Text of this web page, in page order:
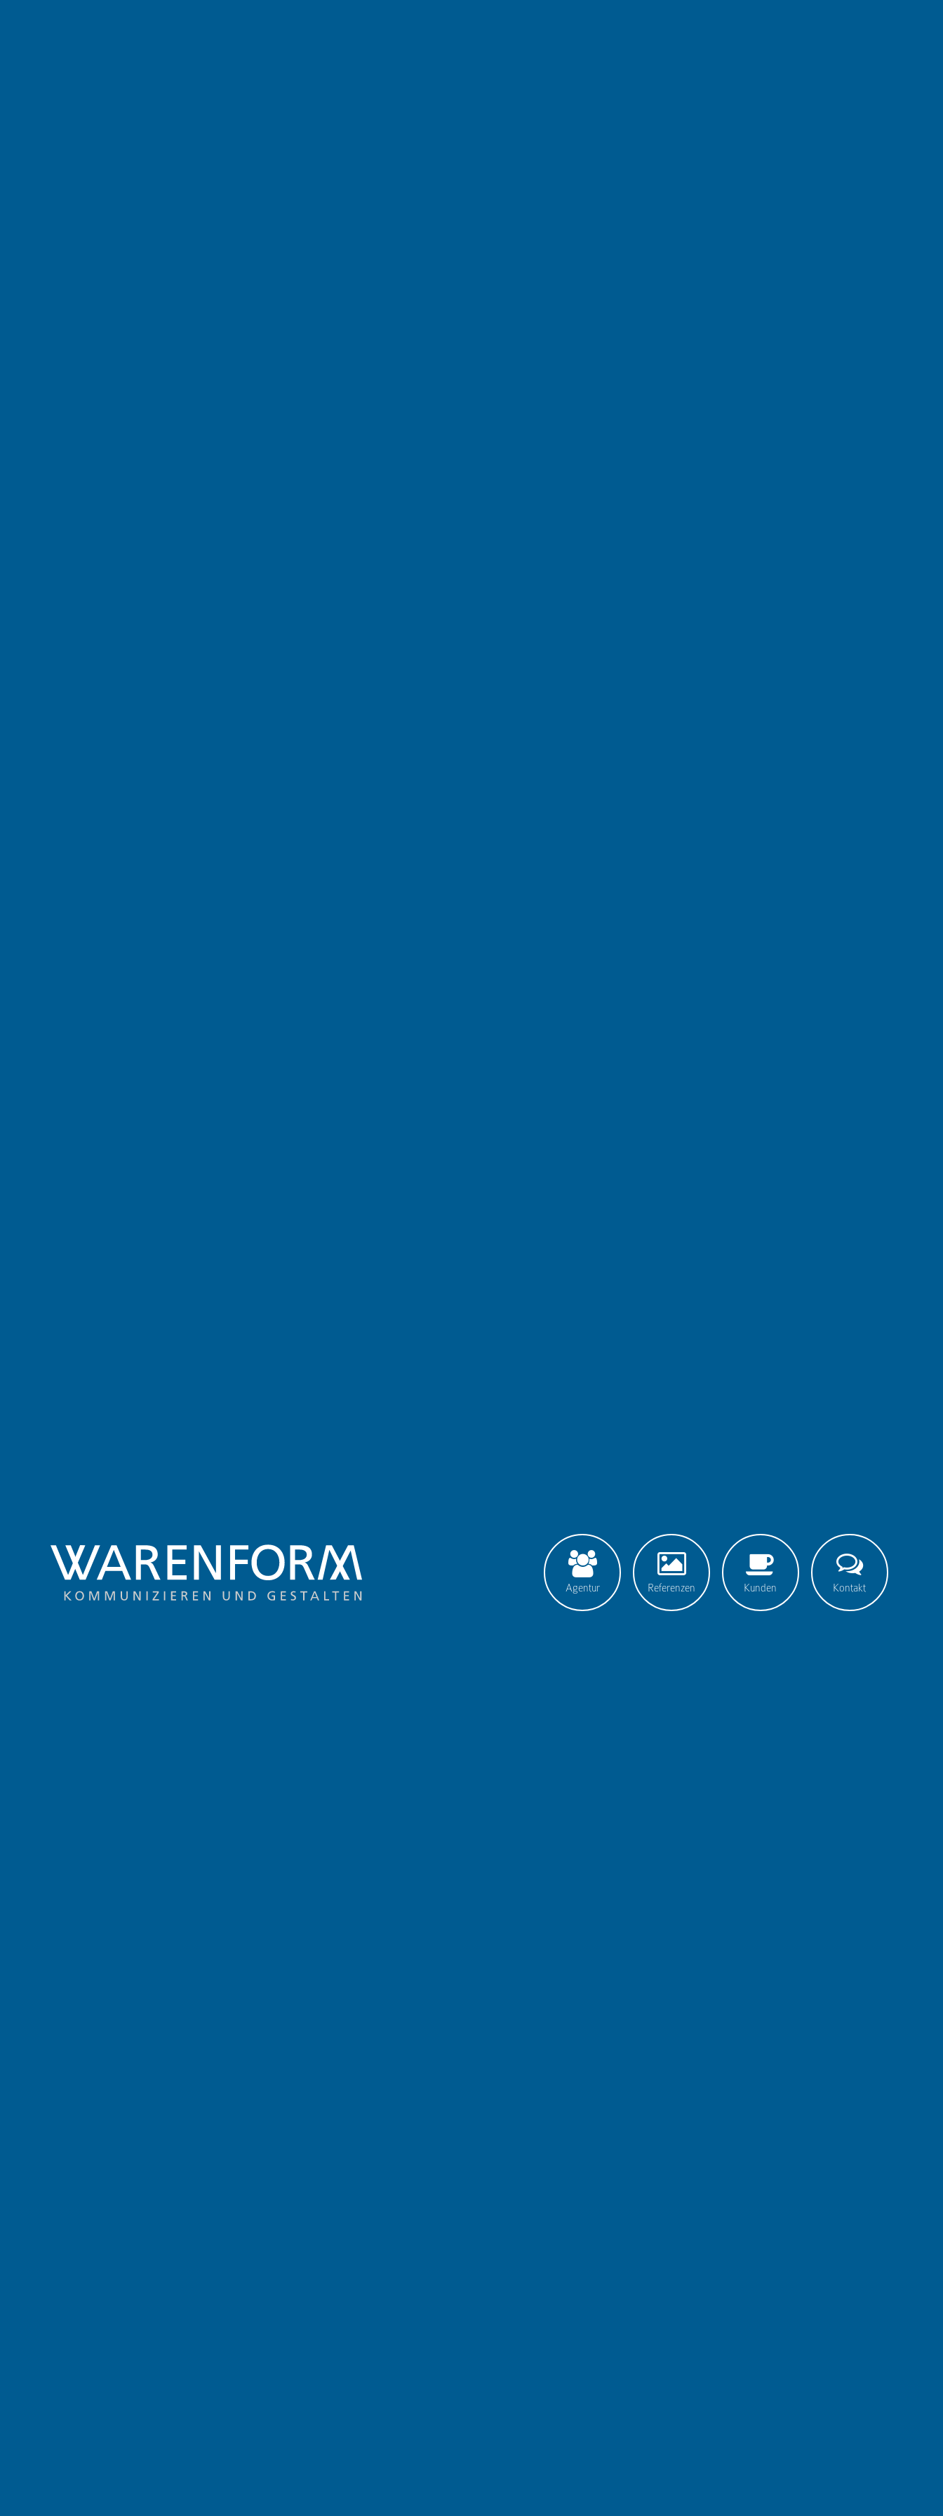
Agentur Referenzen Kunden Kontakt